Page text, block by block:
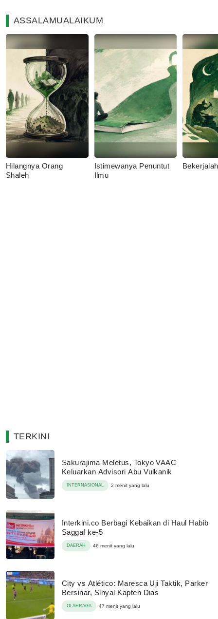
ASSALAMUALAIKUM
Hilangnya Orang
Shaleh
Istimewanya Penuntut
Ilmu
Bekerjalah
TERKINI
Sakurajima Meletus, Tokyo VAAC
Keluarkan Advisori Abu Vulkanik
INTERNASIONAL 2 menit yang lalu
Interkini.co Berbagi Kebaikan di Haul Habib
Saggaf ke-5
DAERAH 46 menit yang lalu
City vs Atlético: Maresca Uji Taktik, Parker
Bersinar, Sinyal Kapten Dias
OLAHRAGA 47 menit yang lalu